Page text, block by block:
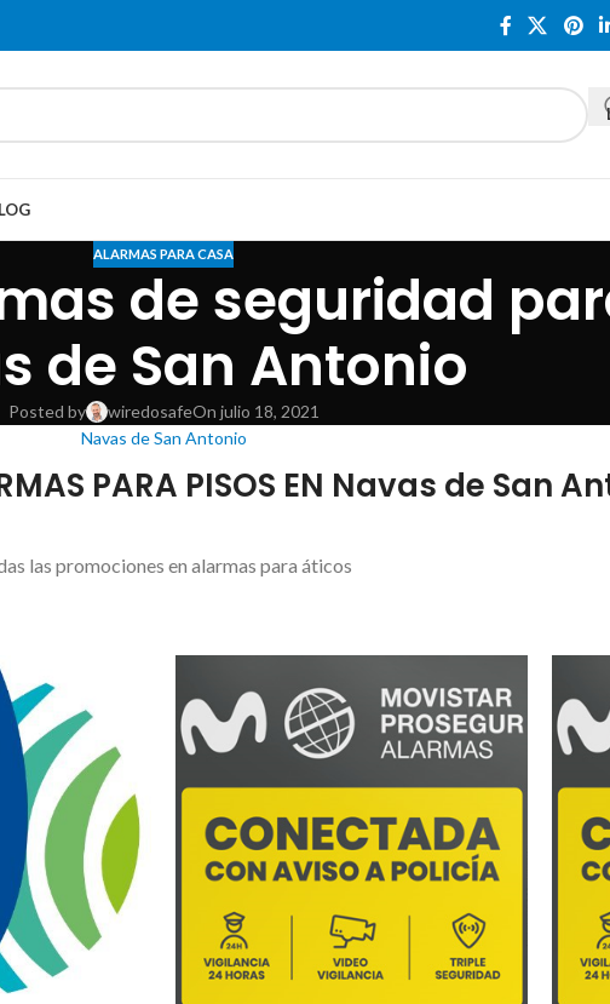
ALARMAS PARA CASA
de seguridad
de San Antonio
Posted by wiredosafeOn julio 18, 2021
Navas de San Antonio
PARA PISOS EN Navas de San
las promociones en alarmas para áticos